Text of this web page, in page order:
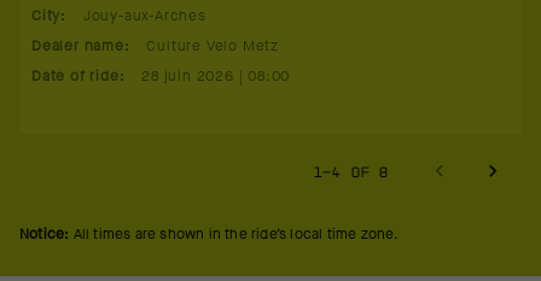
City:
Jouy-aux-Arches
Dealer name:
Culture Velo Metz
Date of ride: 28 juin 2026 | 08:00
1-4 OF 8
Notice: All times are shown in the ride’s local time zone.